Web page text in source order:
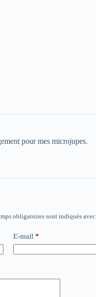
pour mes microjupes.
obligatoires sont indiqués avec
E-mail *